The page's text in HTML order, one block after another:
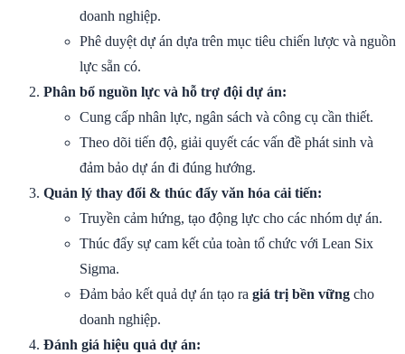
doanh nghiệp.
Phê duyệt dự án dựa trên mục tiêu chiến lược và nguồn
lực sẵn có.
Phân bổ nguồn lực và hỗ trợ đội dự án:
Cung cấp nhân lực, ngân sách và công cụ cần thiết.
Theo dõi tiến độ, giải quyết các vấn đề phát sinh và
đảm bảo dự án đi đúng hướng.
Quản lý thay đổi & thúc đẩy văn hóa cải tiến:
Truyền cảm hứng, tạo động lực cho các nhóm dự án.
Thúc đẩy sự cam kết của toàn tổ chức với Lean Six
Sigma.
Đảm bảo kết quả dự án tạo ra giá trị bền vững cho
doanh nghiệp.
Đánh giá hiệu quả dự án: